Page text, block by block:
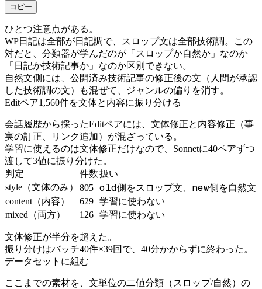
コピー
ひとつ注意点がある。
WP日記は全部が日記調で、スロップ文は全部技術調。この
対だと、分類器が学んだのが「スロップか自然か」なのか
「日記か技術記事か」なのか区別できない。
自然文側には、公開済み技術記事の修正後の文（人間が承認
した技術調の文）も混ぜて、ジャンルの偏りを消す。
Editペア1,560件を文体と内容に振り分ける
会話履歴から採ったEditペアには、文体修正と内容修正（事
実の訂正、リンク追加）が混ざっている。
学習に使えるのは文体修正だけなので、Sonnetに40ペアずつ
渡して3値に振り分けた。
判定
件数扱い
style（文体のみ）
805 old側をスロップ文、 new側を自然文
content（内容）
629 学習に使わない
mixed（両方）
126 学習に使わない
文体修正が半分を超えた。
振り分けはバッチ40件×39回で、40分かからずに終わった。
データセットに組む
ここまでの素材を、文単位の二値分類（スロップ/自然）の